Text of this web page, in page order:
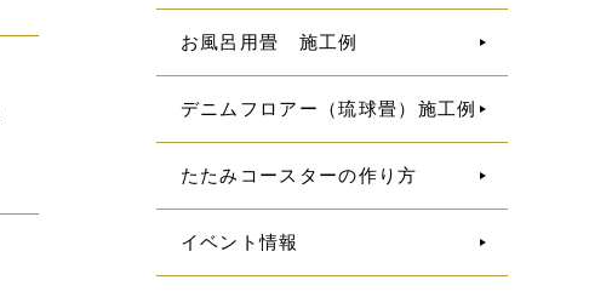
お風呂用畳 施工例
デニムフロアー（琉球畳）施工例
たたみコースターの作り方
イベント情報